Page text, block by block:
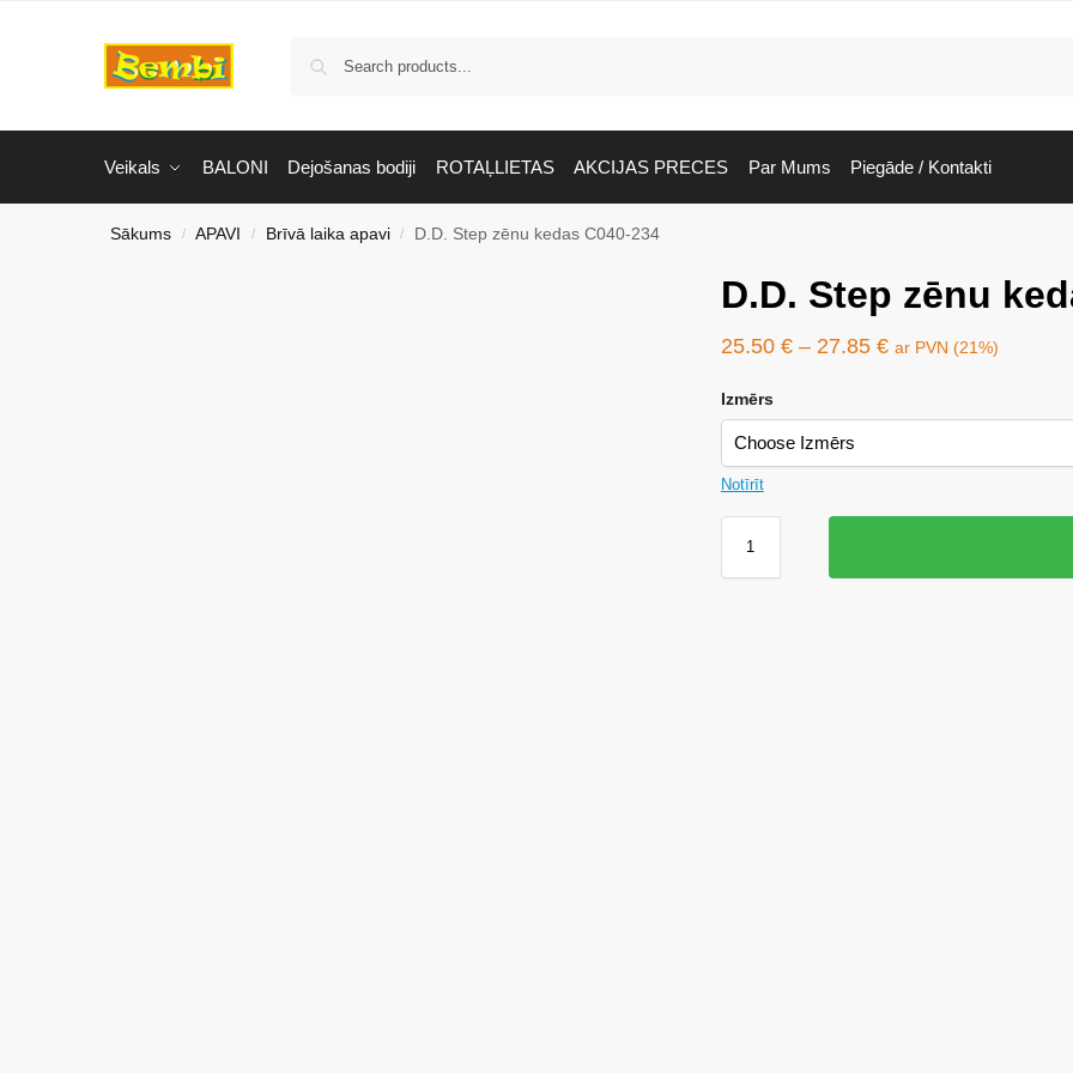
Veikals BALONI Dejošanas bodiji ROTAĻLIETAS AKCIJAS PRECES Par Mums Piegāde / Kontakti
Sākums / APAVI / Brīvā laika apavi / D.D. Step zēnu kedas C040-234
D.D. Step zēnu
25.50 € – 27.85 € ar PVN (21%)
Izmērs
Notīrīt